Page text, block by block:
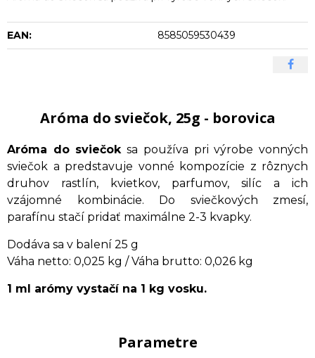
EAN: 8585059530439
Aróma do sviečok, 25g - borovica
Aróma do sviečoksa používa pri výrobe vonných
sviečok a predstavuje vonné kompozície z rôznych
druhov rastlín, kvietkov, parfumov, silíc a ich
vzájomné kombinácie. Do sviečkových zmesí,
parafínu stačí pridať maximálne 2-3 kvapky.
Dodáva sa v balení 25 g
Váha netto: 0,025 kg / Váha brutto: 0,026 kg
1 ml arómy vystačí na 1 kg vosku.
Parametre